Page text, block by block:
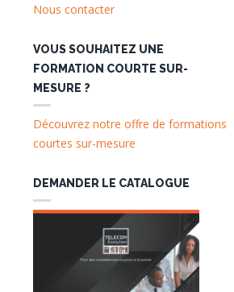
Nous contacter
VOUS SOUHAITEZ UNE
FORMATION COURTE SUR-
MESURE ?
Découvrez notre offre de formations
courtes sur-mesure
DEMANDER LE CATALOGUE